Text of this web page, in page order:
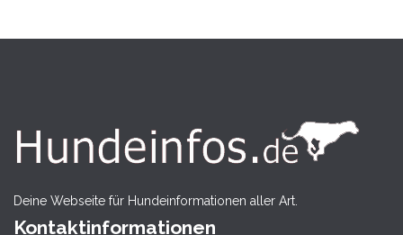
Deine Webseite für Hundeinformationen aller Art.
Kontaktinformationen